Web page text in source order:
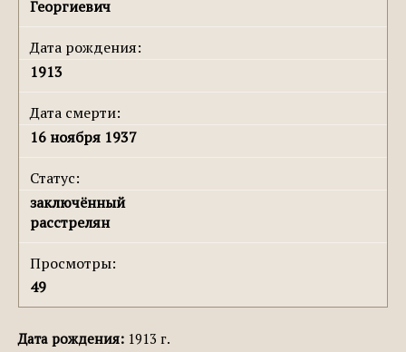
Георгиевич
Дата рождения:
1913
Дата смерти:
16 ноября 1937
Статус:
заключённый
расстрелян
Просмотры:
49
Дата рождения: 1913 г.